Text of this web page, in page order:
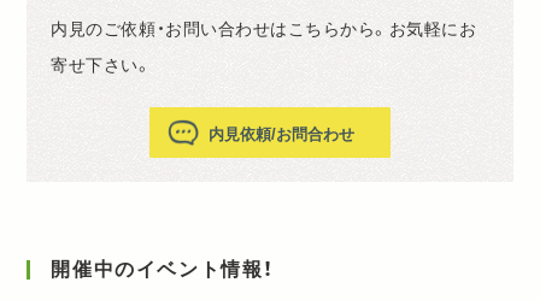
内見のご依頼・お問い合わせはこちらから。お気軽にお
寄せ下さい。
内見依頼/お問合わせ
開催中のイベント情報！